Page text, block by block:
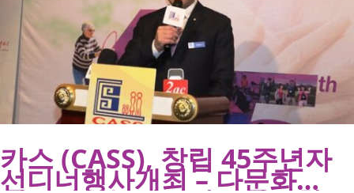
카스 (CASS), 창립 45주년자
선디너행사개최 – 다문화시